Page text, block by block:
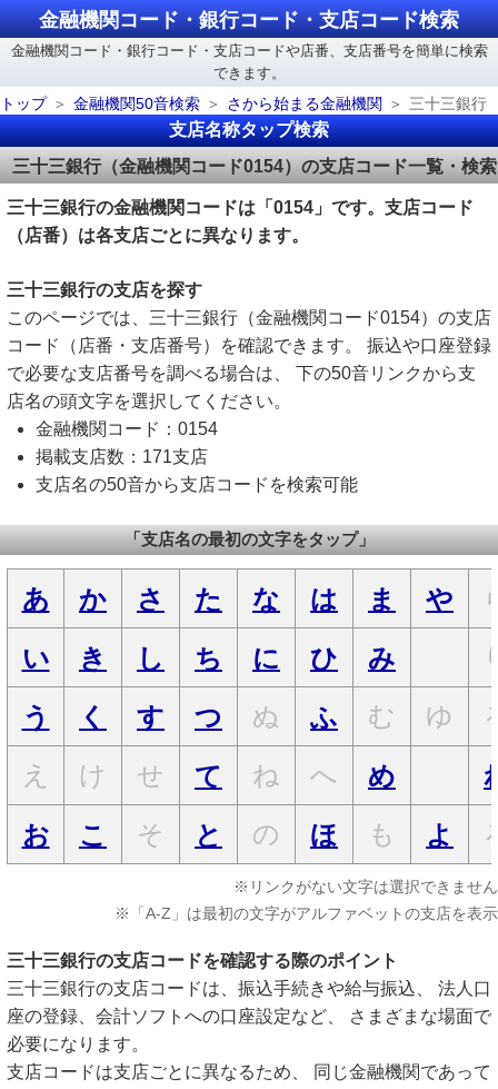
金融機関コード・銀行コード・支店コード検索
金融機関コード・銀行コード・支店コードや店番、支店番号を簡単に検索
できます。
トップ
金融機関50音検索 さから始まる金融機関 三十三銀行
支店名称タップ検索
三十三銀行（金融機関コード0154）の支店コード一覧・検索
三十三銀行の金融機関コードは「0154」です。支店コード
（店番）は各支店ごとに異なります。
三十三銀行の支店を探す
このページでは、三十三銀行（金融機関コード0154）の支店
コード（店番・支店番号）を確認できます。 振込や口座登録
で必要な支店番号を調べる場合は、 下の50音リンクから支
店名の頭文字を選択してください。
金融機関コード：0154
掲載支店数：171支店
支店名の50音から支店コードを検索可能
「支店名の最初の文字をタップ」
あ か さ た な は ま や
い
き し ち に ひ み
う
く す つ ぬ ふ む ゆ
え
け せ て ね へ め
お
こ そ と の ほ も よ
※リンクがない文字は選択できません
※「A-Z」は最初の文字がアルファベットの支店を表示
三十三銀行の支店コードを確認する際のポイント
三十三銀行の支店コードは、振込手続きや給与振込、 法人口
座の登録、会計ソフトへの口座設定など、 さまざまな場面で
必要になります。
支店コードは支店ごとに異なるため、 同じ金融機関であって